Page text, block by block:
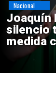
Chile y
reinicio
Nacional